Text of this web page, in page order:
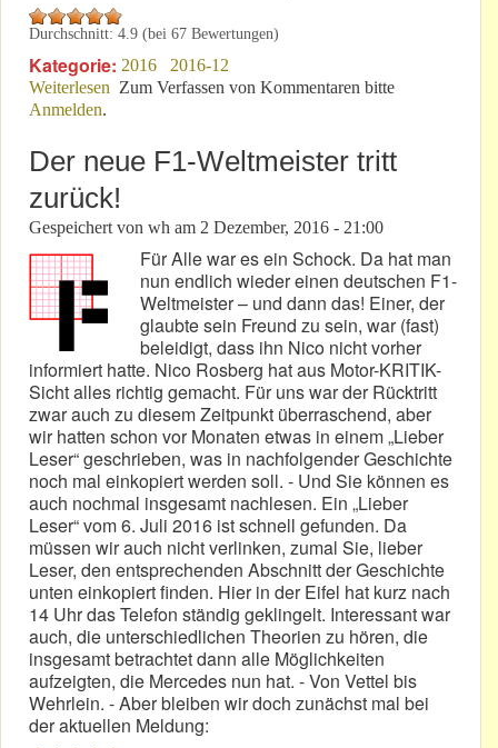
Durchschnitt: 4.9 (bei 67 Bewertungen)
Kategorie: 2016
2016-12
Weiterlesen über „Boulevard“: „Loss-Center“ am „Ring“!
Zum Verfassen von Kommentaren bitte
Anmelden.
Der neue F1-Weltmeister tritt
zurück!
Gespeichert von wh am 2 Dezember, 2016 - 21:00
Für Alle war es ein Schock. Da hat man
nun endlich wieder einen deutschen F1-
Weltmeister – und dann das! Einer, der
glaubte sein Freund zu sein, war (fast)
beleidigt, dass ihn Nico nicht vorher
informiert hatte. Nico Rosberg hat aus Motor-KRITIK-
Sicht alles richtig gemacht. Für uns war der Rücktritt
zwar auch zu diesem Zeitpunkt überraschend, aber
wir hatten schon vor Monaten etwas in einem „Lieber
Leser“ geschrieben, was in nachfolgender Geschichte
noch mal einkopiert werden soll. - Und Sie können es
auch nochmal insgesamt nachlesen. Ein „Lieber
Leser“ vom 6. Juli 2016 ist schnell gefunden. Da
müssen wir auch nicht verlinken, zumal Sie, lieber
Leser, den entsprechenden Abschnitt der Geschichte
unten einkopiert finden. Hier in der Eifel hat kurz nach
14 Uhr das Telefon ständig geklingelt. Interessant war
auch, die unterschiedlichen Theorien zu hören, die
insgesamt betrachtet dann alle Möglichkeiten
aufzeigten, die Mercedes nun hat. - Von Vettel bis
Wehrlein. - Aber bleiben wir doch zunächst mal bei
der aktuellen Meldung: